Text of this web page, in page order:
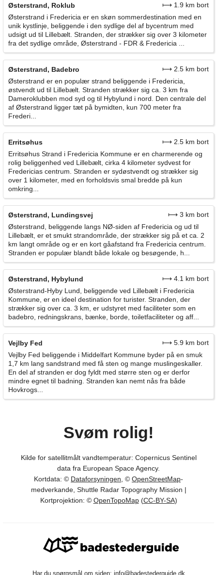
Østerstrand, Roklub
⟼ 1.9 km bort
Østerstrand i Fredericia er en skøn sommerdestination med en
unik kystlinje, beliggende i den sydlige del af bycentrum med
udsigt ud til Lillebælt. Stranden, der strækker sig over 3 kilometer
fra det sydlige område, Østerstrand - FDR & Fredericia ...
Østerstrand, Badebro
⟼ 2.5 km bort
Østerstrand er en populær strand beliggende i Fredericia,
østvendt ud til Lillebælt. Stranden strækker sig ca. 3 km fra
Dameroklubben mod syd og til Hybylund i nord. Den centrale del
af Østerstrand ligger tæt på bymidten, kun 700 meter fra
Frederi...
Erritsøhus
⟼ 2.5 km bort
Erritsøhus Strand i Fredericia Kommune er en charmerende og
rolig beliggenhed ved Lillebælt, cirka 4 kilometer sydvest for
Fredericias centrum. Stranden er sydøstvendt og strækker sig
over 1 kilometer, med en forholdsvis smal bredde på kun
omkring...
Østerstrand, Lundingsvej
⟼ 3 km bort
Østerstrand, beliggende langs NØ-siden af Fredericia og ud til
Lillebælt, er et smukt strandområde, der strækker sig på et ca. 2
km langt område og er en kort gåafstand fra Fredericia centrum.
Stranden er populær blandt både lokale og besøgende, h...
Østerstrand, Hybylund
⟼ 4.1 km bort
Østerstrand-Hyby Lund, beliggende ved Lillebælt i Fredericia
Kommune, er en ideel destination for turister. Stranden, der
strækker sig over ca. 3 km, er udstyret med faciliteter som en
badebro, redningskrans, bænke, borde, toiletfaciliteter og aff...
Vejlby Fed
⟼ 5.9 km bort
Vejlby Fed beliggende i Middelfart Kommune byder på en smuk
1,7 km lang sandstrand med få sten og mange muslingeskaller.
En del af stranden er dog fyldt med større sten og er derfor
mindre egnet til badning. Stranden kan nemt nås fra både
Hovkrogs...
Svøm rolig!
Kilde for satellitmålt vandtemperatur: Copernicus Sentinel
data fra European Space Agency.
Kortdata: © Dataforsyningen , © OpenStreetMap-
medverkande, Shuttle Radar Topography Mission |
Kortprojektion: © OpenTopoMap(CC-BY-SA)
Har du spørgsmål om siden: info@badestederguide.dk